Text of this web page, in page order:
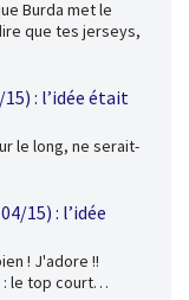
Burda met le
que tes jerseys,
: l’idée était
le long, ne serait-
15) : l’idée
! J'adore !!
: le top court…